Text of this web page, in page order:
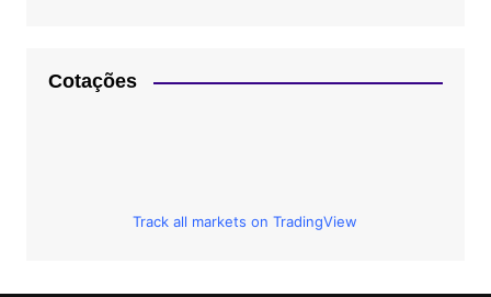
Cotações
Track all markets on TradingView